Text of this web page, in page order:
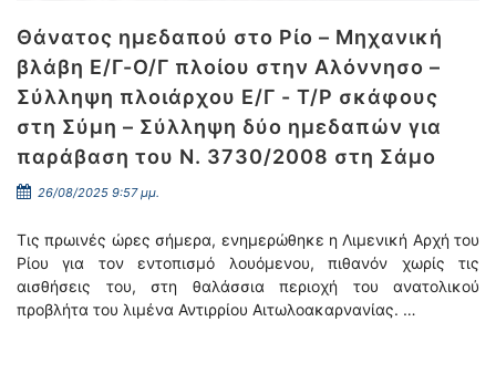
Θάνατος ημεδαπού στο Ρίο – Μηχανική
βλάβη Ε/Γ-Ο/Γ πλοίου στην Αλόννησο –
Σύλληψη πλοιάρχου Ε/Γ - Τ/Ρ σκάφους
στη Σύμη – Σύλληψη δύο ημεδαπών για
παράβαση του Ν. 3730/2008 στη Σάμο
26/08/2025 9:57 μμ.
Τις πρωινές ώρες σήμερα, ενημερώθηκε η Λιμενική Αρχή του
Ρίου για τον εντοπισμό λουόμενου, πιθανόν χωρίς τις
αισθήσεις του, στη θαλάσσια περιοχή του ανατολικού
προβλήτα του λιμένα Αντιρρίου Αιτωλοακαρνανίας. …